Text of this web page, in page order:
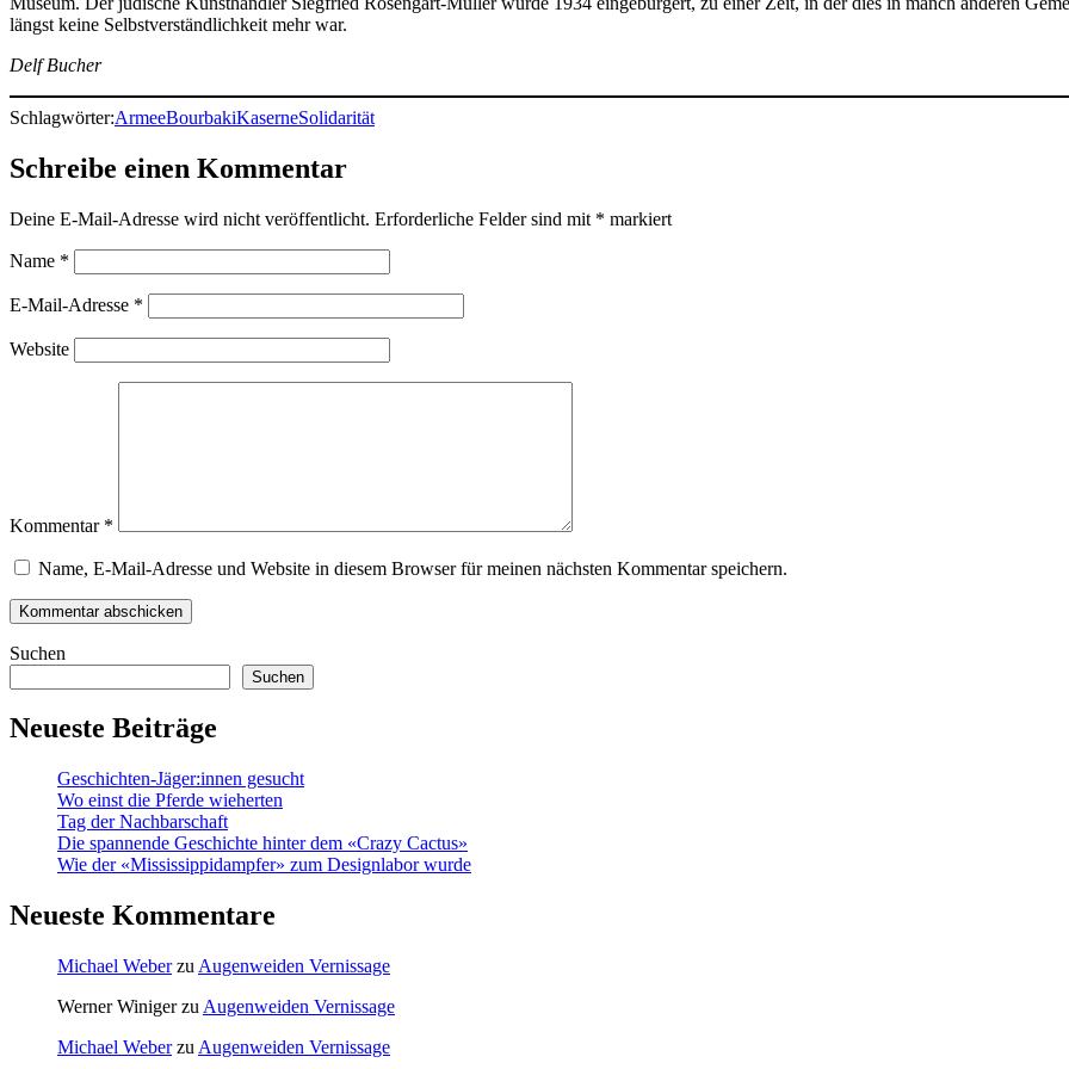
längst keine Selbstverständlichkeit mehr war.
Delf Bucher
Schlagwörter:ArmeeBourbakiKaserneSolidarität
Schreibe einen Kommentar
Deine E-Mail-Adresse wird nicht veröffentlicht. Erforderliche Felder sind mit * markiert
Name *
E-Mail-Adresse *
Website
Kommentar *
Name, E-Mail-Adresse und Website in diesem Browser für meinen nächsten Kommentar speichern.
Suchen
Suchen
Neueste Beiträge
Geschichten-Jäger:innen gesucht
Wo einst die Pferde wieherten
Tag der Nachbarschaft
Die spannende Geschichte hinter dem «Crazy Cactus»
Wie der «Mississippidampfer» zum Designlabor wurde
Neueste Kommentare
Michael Weberzu Augenweiden Vernissage
Werner Winigerzu Augenweiden Vernissage
Michael Weberzu Augenweiden Vernissage